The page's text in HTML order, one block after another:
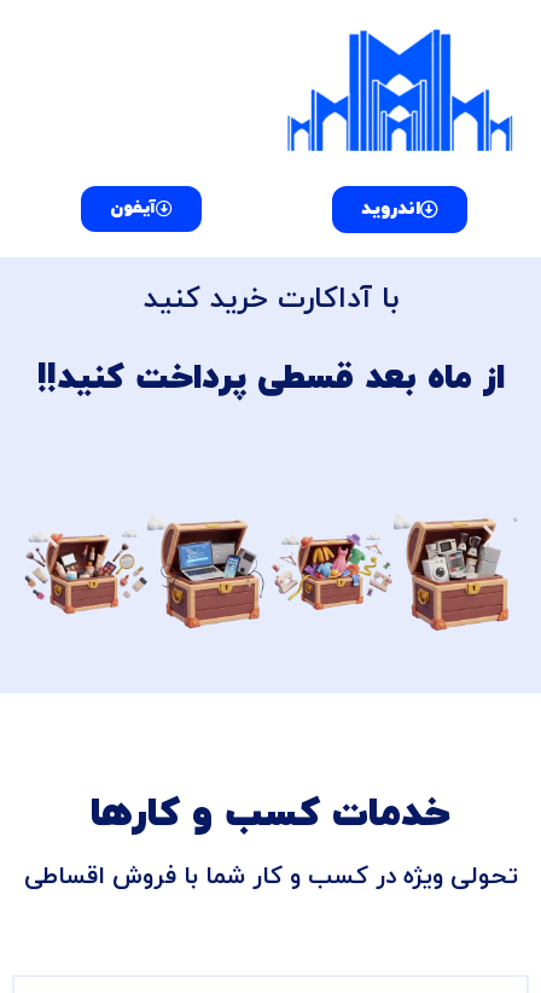
اندروید آیفون
با آداکارت خرید کنید
از ماه بعد قسطی پرداخت کنید!!
خدمات کسب و کارها
تحولی ویژه در کسب و کار شما با فروش اقساطی